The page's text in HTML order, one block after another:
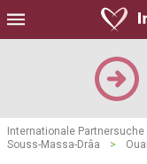
Internationale Partnersuche
Souss-Massa-Drâa
>